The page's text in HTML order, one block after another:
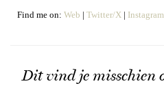
Find me on: Web | Twitter/X | Instagram
Dit vind je misschien